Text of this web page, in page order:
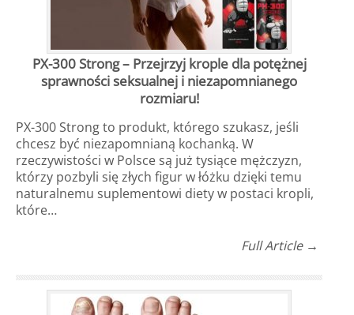
PX-300 Strong – Przejrzyj krople dla potężnej
sprawności seksualnej i niezapomnianego
rozmiaru!
PX-300 Strong to produkt, którego szukasz, jeśli
chcesz być niezapomnianą kochanką. W
rzeczywistości w Polsce są już tysiące mężczyzn,
którzy pozbyli się złych figur w łóżku dzięki temu
naturalnemu suplementowi diety w postaci kropli,
które…
Full Article →